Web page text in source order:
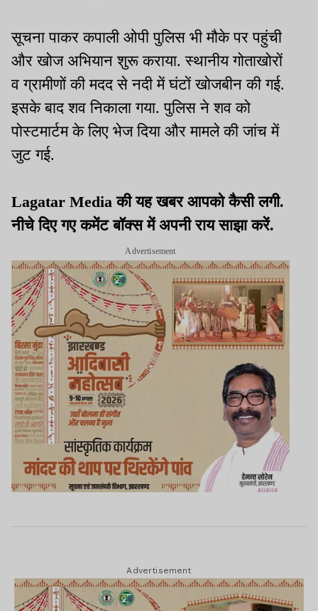
सूचना पाकर कपाली ओपी पुलिस भी मौके पर पहुंची
और खोज अभियान शुरू कराया. स्थानीय गोताखोरों
व ग्रामीणों की मदद से नदी में घंटों खोजबीन की गई.
इसके बाद शव निकाला गया. पुलिस ने शव को
पोस्टमार्टम के लिए भेज दिया और मामले की जांच में
जुट गई.
Lagatar Media की यह खबर आपको कैसी लगी.
नीचे दिए गए कमेंट बॉक्स में अपनी राय साझा करें.
Advertisement
Advertisement